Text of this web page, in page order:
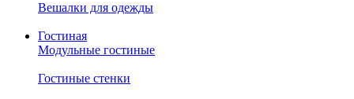
Вешалки для одежды
Гостиная
Модульные гостиные
Гостиные стенки